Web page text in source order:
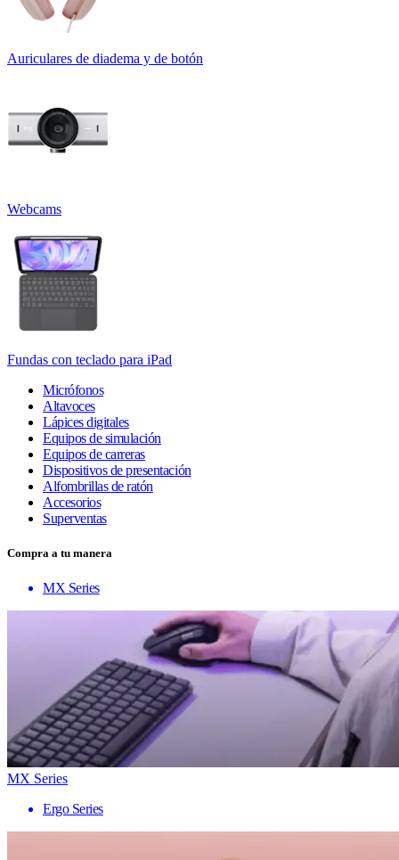
Auriculares de diadema y de botón
Webcams
Fundas con teclado para iPad
Micrófonos
Altavoces
Lápices digitales
Equipos de simulación
Equipos de carreras
Dispositivos de presentación
Alfombrillas de ratón
Accesorios
Superventas
Compra a tu manera
MX Series
MX Series
Ergo Series